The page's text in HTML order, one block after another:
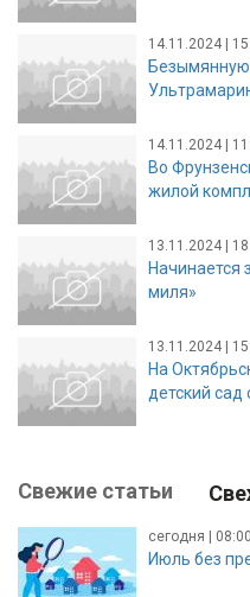
14.11.2024 |
Безымянную
14.11.2024 |
Во
жилой
13.11.2024 |
Начинается
миля»
13.11.2024 |
На
детский сад
Свежие статьи
сегодня | 08:00
Июль без